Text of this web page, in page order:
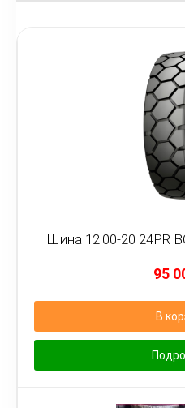
Шина 12.00-20 24PR
95
В